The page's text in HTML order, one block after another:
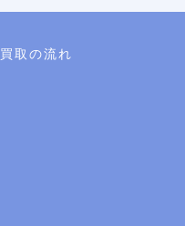
買取の流れ